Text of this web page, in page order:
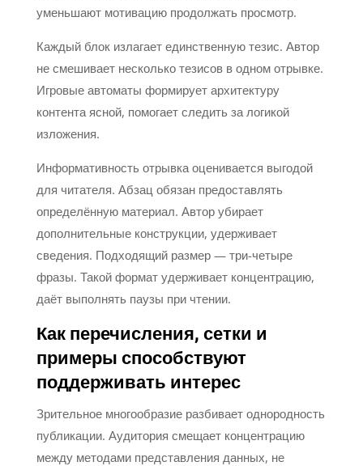
уменьшают мотивацию продолжать просмотр.
Каждый блок излагает единственную тезис. Автор
не смешивает несколько тезисов в одном отрывке.
Игровые автоматы формирует архитектуру
контента ясной, помогает следить за логикой
изложения.
Информативность отрывка оценивается выгодой
для читателя. Абзац обязан предоставлять
определённую материал. Автор убирает
дополнительные конструкции, удерживает
сведения. Подходящий размер — три-четыре
фразы. Такой формат удерживает концентрацию,
даёт выполнять паузы при чтении.
Как перечисления, сетки и
примеры способствуют
поддерживать интерес
Зрительное многообразие разбивает однородность
публикации. Аудитория смещает концентрацию
между методами представления данных, не